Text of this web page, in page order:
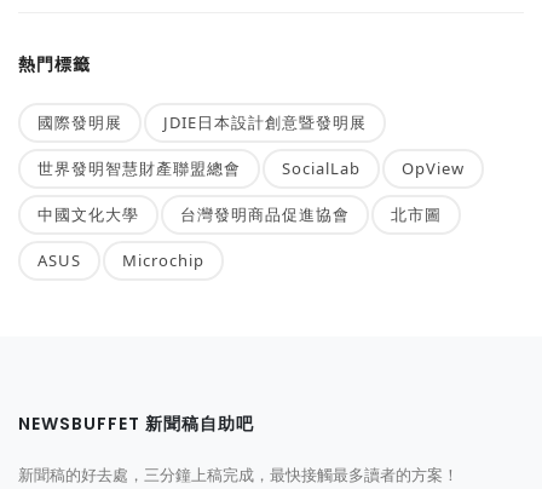
熱門標籤
國際發明展 JDIE日本設計創意暨發明展
世界發明智慧財產聯盟總會 SocialLab OpView
中國文化大學 台灣發明商品促進協會 北市圖
ASUS Microchip
NEWSBUFFET 新聞稿自助吧
新聞稿的好去處，三分鐘上稿完成，最快接觸最多讀者的方案！